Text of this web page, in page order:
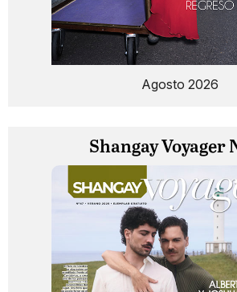
Agosto 2026
Shangay Voyager